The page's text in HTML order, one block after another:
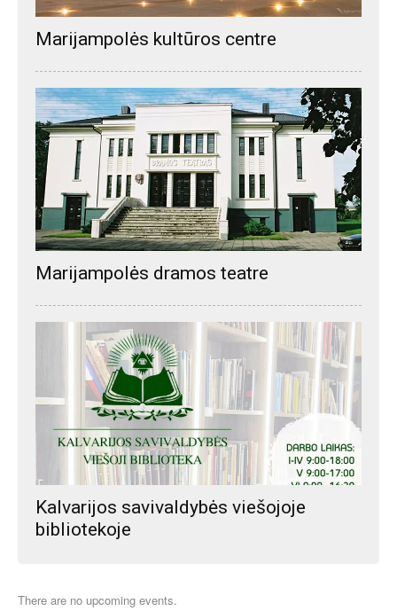
Marijampolės kultūros centre
Marijampolės dramos teatre
Kalvarijos savivaldybės viešojoje
bibliotekoje
There are no upcoming events.